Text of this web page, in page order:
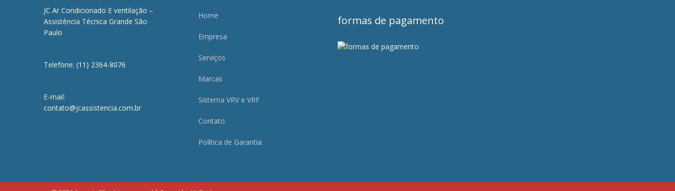
JC Ar Condicionado E ventilação –
Assistência Técnica Grande São
Paulo
Telefone: (11) 2364-8076
E-mail:
contato@jcassistencia.com.br
Home
Empresa
Serviços
Marcas
Sistema VRV e VRF
Contato
Política de Garantia
formas de pagamento